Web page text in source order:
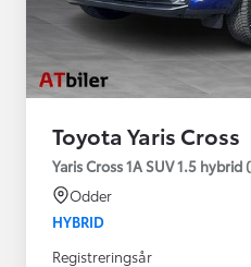
Toyota Yaris Cross
Yaris Cross 1A SUV 1.5
Odder
HYBRID
Registreringsår